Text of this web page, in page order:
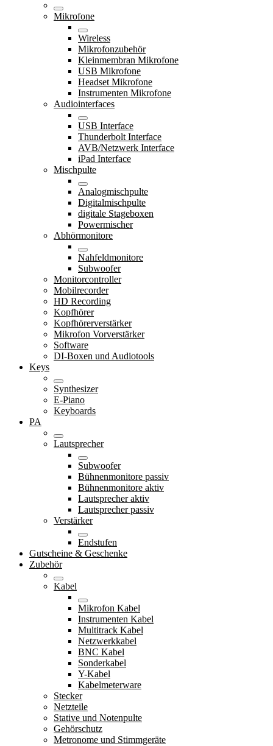
Mikrofone
Wireless
Mikrofonzubehör
Kleinmembran Mikrofone
USB Mikrofone
Headset Mikrofone
Instrumenten Mikrofone
Audiointerfaces
USB Interface
Thunderbolt Interface
AVB/Netzwerk Interface
iPad Interface
Mischpulte
Analogmischpulte
Digitalmischpulte
digitale Stageboxen
Powermischer
Abhörmonitore
Nahfeldmonitore
Subwoofer
Monitorcontroller
Mobilrecorder
HD Recording
Kopfhörer
Kopfhörerverstärker
Mikrofon Vorverstärker
Software
DI-Boxen und Audiotools
Keys
Synthesizer
E-Piano
Keyboards
PA
Lautsprecher
Subwoofer
Bühnenmonitore passiv
Bühnenmonitore aktiv
Lautsprecher aktiv
Lautsprecher passiv
Verstärker
Endstufen
Gutscheine & Geschenke
Zubehör
Kabel
Mikrofon Kabel
Instrumenten Kabel
Multitrack Kabel
Netzwerkkabel
BNC Kabel
Sonderkabel
Y-Kabel
Kabelmeterware
Stecker
Netzteile
Stative und Notenpulte
Gehörschutz
Metronome und Stimmgeräte